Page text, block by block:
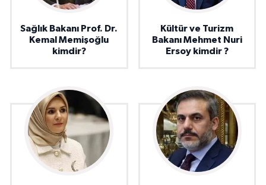
Sağlık Bakanı Prof. Dr.
Kemal Memişoğlu
kimdir?
Kültür ve Turizm
Bakanı Mehmet Nuri
Ersoy kimdir ?